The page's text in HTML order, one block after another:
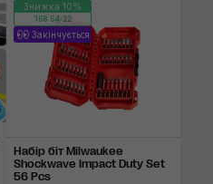
Знижка 10%
168:54:22
Закінчується
Набір біт Milwaukee
Shockwave Impact Duty Set
56 Pcs